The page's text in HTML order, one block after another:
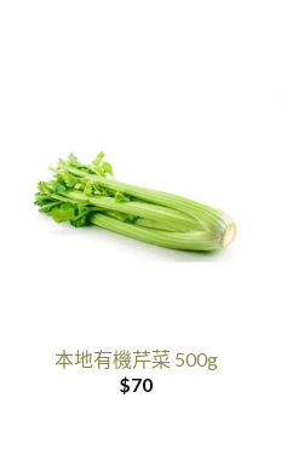
本地有機芹菜 500g
$70